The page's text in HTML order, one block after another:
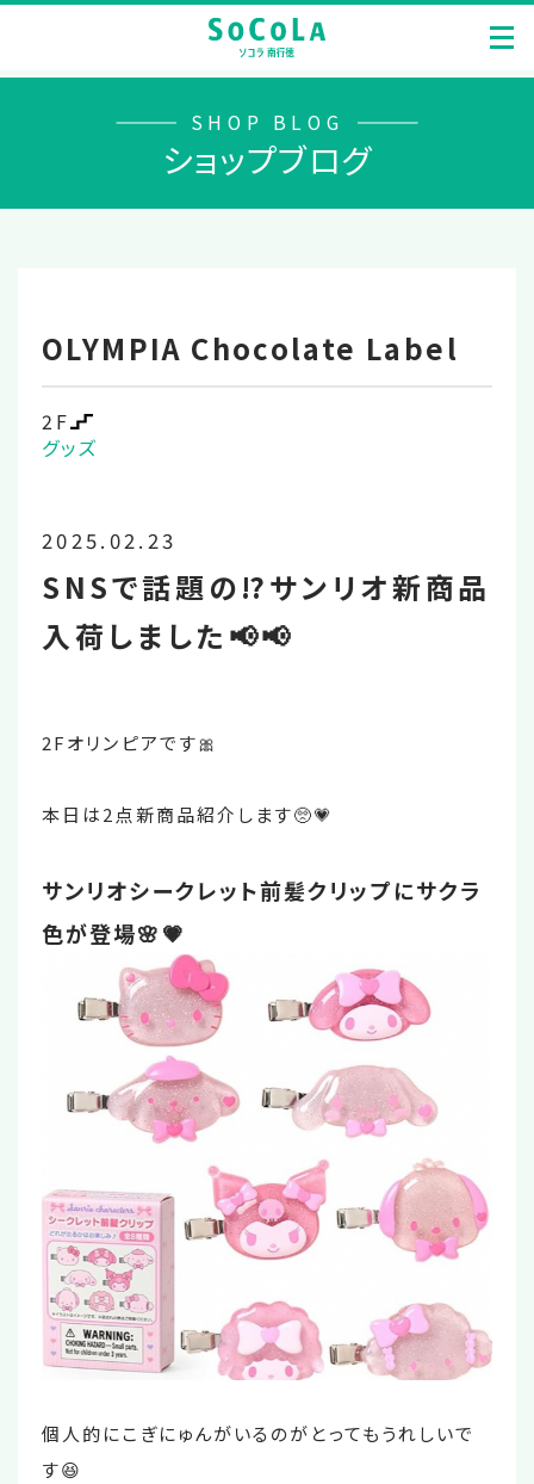
SHOP BLOG
ショップブログ
OLYMPIA Chocolate Label
2F
グッズ
2025.02.23
SNSで話題の⁉️サンリオ新商品
入荷しました📢📢
2Fオリンピアです🎀
本日は2点新商品紹介します🥺💗
サンリオシークレット前髪クリップにサクラ
色が登場🌸💗
個人的にこぎにゅんがいるのがとってもうれしいで
す😆